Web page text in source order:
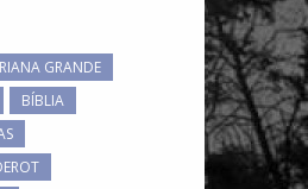
GRANDE
BÍBLIA